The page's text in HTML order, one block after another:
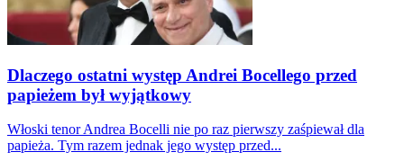
Dlaczego ostatni występ Andrei Bocellego przed
papieżem był wyjątkowy
Włoski tenor Andrea Bocelli nie po raz pierwszy zaśpiewał dla
papieża. Tym razem jednak jego występ przed...